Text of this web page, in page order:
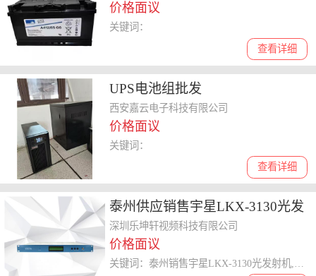
价格面议
查看详细
关键词：
UPS电池组批发
西安嘉云电子科技有限公司
价格面议
查看详细
关键词：
泰州供应销售宇星LKX-3130光发
射机 光接收机 光接收机的组成
深圳乐坤轩视频科技有限公司
深圳乐坤轩视频科技有限公司
价格面议